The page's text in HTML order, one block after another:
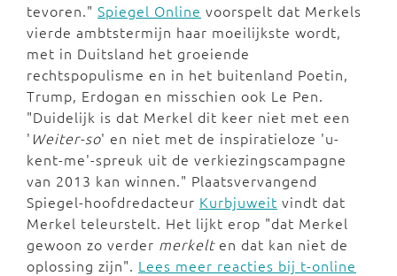
tevoren." Spiegel Online voorspelt dat Merkels
vierde ambtstermijn haar moeilijkste wordt,
met in Duitsland het groeiende
rechtspopulisme en in het buitenland Poetin,
Trump, Erdogan en misschien ook Le Pen.
"Duidelijk is dat Merkel dit keer niet met een
' Weiter-so' en niet met de inspiratieloze 'u-
kent-me'-spreuk uit de verkiezingscampagne
van 2013 kan winnen." Plaatsvervangend
Spiegel-hoofdredacteur Kurbjuweit vindt dat
Merkel teleurstelt. Het lijkt erop "dat Merkel
gewoon zo verder merkelten dat kan niet de
oplossing zijn". Lees meer reacties bij t-online